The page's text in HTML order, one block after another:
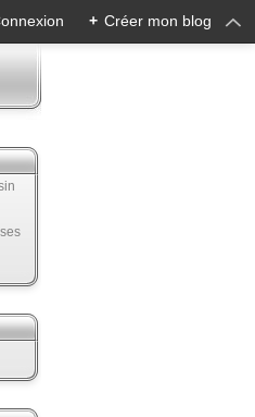
+ Créer mon blog